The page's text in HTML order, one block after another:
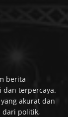
berita
terpercaya.
akurat dan
dari politik,